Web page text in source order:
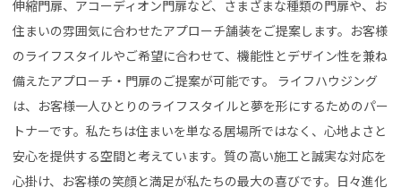
伸縮門扉、アコーディオン門扉など、さまざまな種類の門扉や、お
住まいの雰囲気に合わせたアプローチ舗装をご提案します。お客様
のライフスタイルやご希望に合わせて、機能性とデザイン性を兼ね
備えたアプローチ・門扉のご提案が可能です。 ライフハウジング
は、お客様一人ひとりのライフスタイルと夢を形にするためのパー
トナーです。私たちは住まいを単なる居場所ではなく、心地よさと
安心を提供する空間と考えています。質の高い施工と誠実な対応を
心掛け、お客様の笑顔と満足が私たちの最大の喜びです。日々進化